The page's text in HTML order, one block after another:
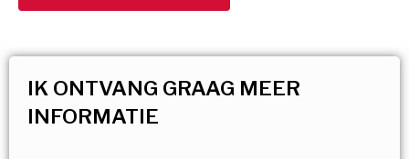
IK ONTVANG GRAAG MEER
INFORMATIE